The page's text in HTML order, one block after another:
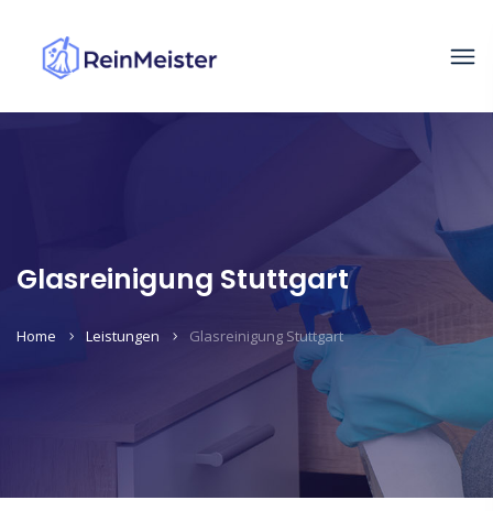
Glasreinigung Stuttgart
Home Leistungen Glasreinigung Stuttgart